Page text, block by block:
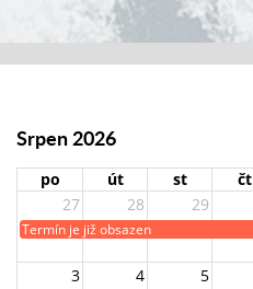
Srpen 2026
po út st čt
27
28 29
Termín je již obsazen
3 4 5